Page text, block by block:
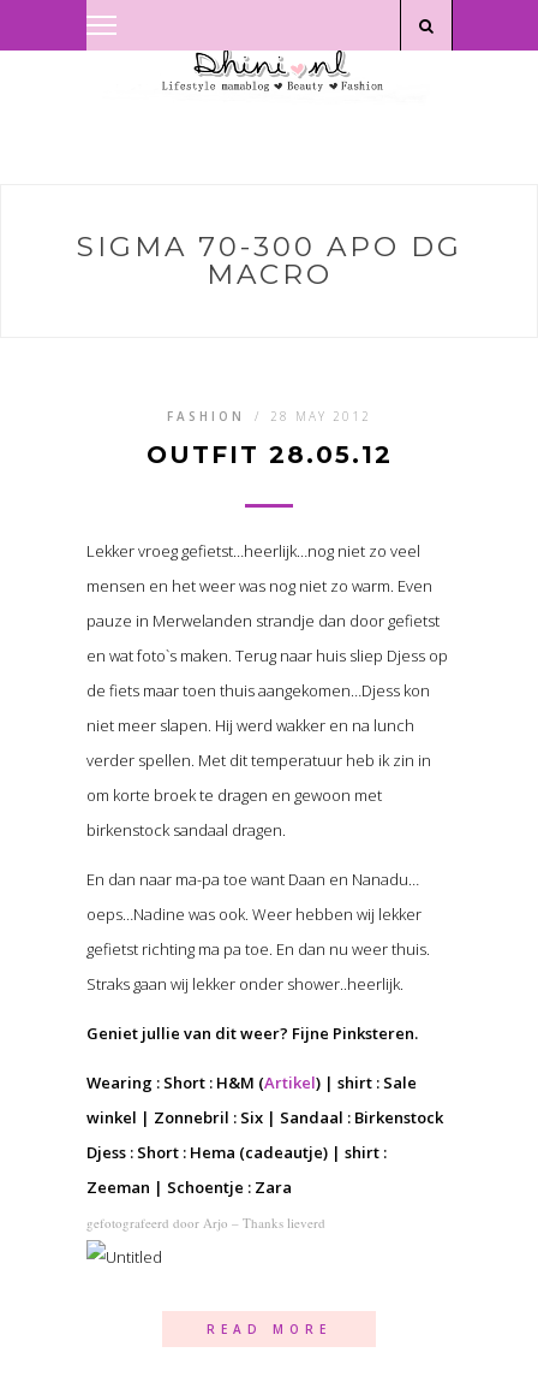
SIGMA 70-300 APO DG
MACRO
FASHION / 28 MAY 2012
OUTFIT 28.05.12
Lekker vroeg gefietst…heerlijk…nog niet zo veel
mensen en het weer was nog niet zo warm. Even
pauze in Merwelanden strandje dan door gefietst
en wat foto`s maken. Terug naar huis sliep Djess op
de fiets maar toen thuis aangekomen…Djess kon
niet meer slapen. Hij werd wakker en na lunch
verder spellen. Met dit temperatuur heb ik zin in
om korte broek te dragen en gewoon met
birkenstock sandaal dragen.
En dan naar ma-pa toe want Daan en Nanadu…
oeps…Nadine was ook. Weer hebben wij lekker
gefietst richting ma pa toe. En dan nu weer thuis.
Straks gaan wij lekker onder shower..heerlijk.
Geniet jullie van dit weer? Fijne Pinksteren.
Wearing : Short : H&M (Artikel) | shirt : Sale
winkel | Zonnebril : Six | Sandaal : Birkenstock
Djess : Short : Hema (cadeautje) | shirt :
Zeeman | Schoentje : Zara
gefotografeerd door Arjo – Thanks lieverd
READ MORE